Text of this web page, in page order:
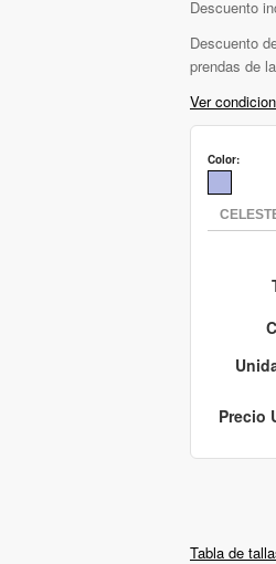
Descuento
Descuento
prendas de
Ver
Color:
Precio
Tabla de